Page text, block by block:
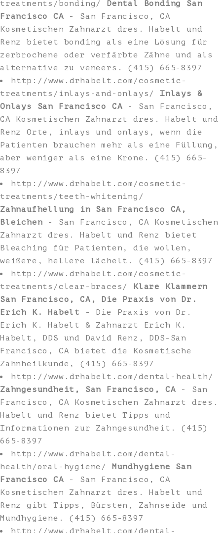
treatments/bonding/
Dental Bonding San
Francisco CA - San Francisco, CA
Kosmetischen Zahnarzt dres. Habelt und
Renz bietet bonding als eine Lösung für
zerbrochene oder verfärbte Zähne und als
alternative zu veneers. (415) 665-8397
http://www.drhabelt.com/cosmetic-
treatments/inlays-and-onlays/ Inlays &
Onlays San Francisco CA - San Francisco,
CA Kosmetischen Zahnarzt dres. Habelt und
Renz Orte, inlays und onlays, wenn die
Patienten brauchen mehr als eine Füllung,
aber weniger als eine Krone. (415) 665-
8397
http://www.drhabelt.com/cosmetic-
treatments/teeth-whitening/
Zahnaufhellung in San Francisco CA,
Bleichen - San Francisco, CA Kosmetischen
Zahnarzt dres. Habelt und Renz bietet
Bleaching für Patienten, die wollen,
weißere, hellere lächelt. (415) 665-8397
http://www.drhabelt.com/cosmetic-
treatments/clear-braces/
Klare Klammern
San Francisco, CA, Die Praxis von Dr.
Erich K. Habelt
- Die Praxis von Dr.
Erich K. Habelt & Zahnarzt Erich K.
Habelt, DDS und David Renz, DDS-San
Francisco, CA bietet die Kosmetische
Zahnheilkunde, (415) 665-8397
http://www.drhabelt.com/dental-health/
Zahngesundheit, San Francisco, CA - San
Francisco, CA Kosmetischen Zahnarzt dres.
Habelt und Renz bietet Tipps und
Informationen zur Zahngesundheit. (415)
665-8397
http://www.drhabelt.com/dental-
health/oral-hygiene/ Mundhygiene San
Francisco CA - San Francisco, CA
Kosmetischen Zahnarzt dres. Habelt und
Renz gibt Tipps, Bürsten, Zahnseide und
Mundhygiene. (415) 665-8397
http://www.drhabelt.com/dental-